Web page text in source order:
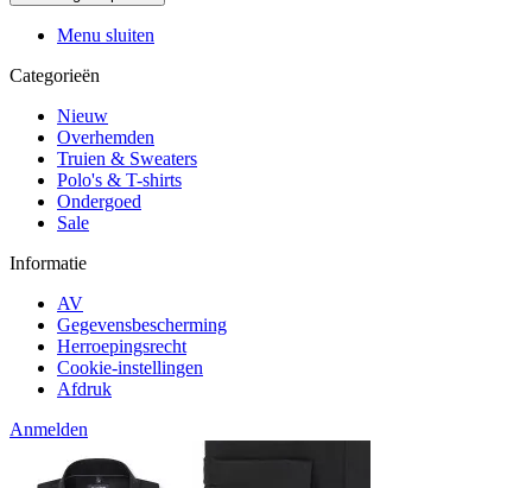
Menu sluiten
Categorieën
Nieuw
Overhemden
Truien & Sweaters
Polo's & T-shirts
Ondergoed
Sale
Informatie
AV
Gegevensbescherming
Herroepingsrecht
Cookie-instellingen
Afdruk
Anmelden